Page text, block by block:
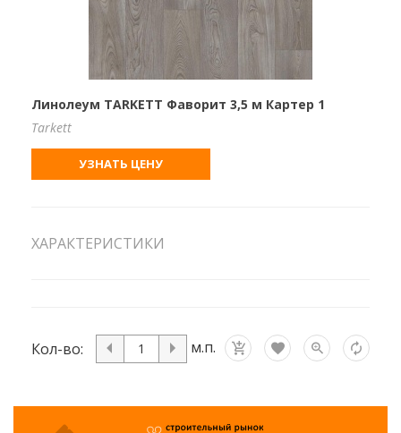
Линолеум TARKETT Фаворит 3,5 м Картер 1
Tarkett
УЗНАТЬ ЦЕНУ
ХАРАКТЕРИСТИКИ
Кол-во: м.п.